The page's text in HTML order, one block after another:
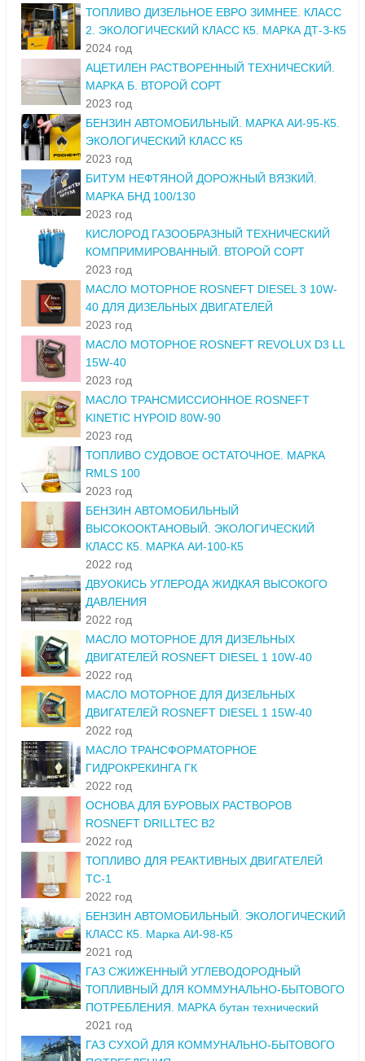
ТОПЛИВО ДИЗЕЛЬНОЕ ЕВРО ЗИМНЕЕ. КЛАСС
2. ЭКОЛОГИЧЕСКИЙ КЛАСС К5. МАРКА ДТ-З-К5
2024 год
АЦЕТИЛЕН РАСТВОРЕННЫЙ ТЕХНИЧЕСКИЙ.
МАРКА Б. ВТОРОЙ СОРТ
2023 год
БЕНЗИН АВТОМОБИЛЬНЫЙ. МАРКА АИ-95-К5.
ЭКОЛОГИЧЕСКИЙ КЛАСС К5
2023 год
БИТУМ НЕФТЯНОЙ ДОРОЖНЫЙ ВЯЗКИЙ.
МАРКА БНД 100/130
2023 год
КИСЛОРОД ГАЗООБРАЗНЫЙ ТЕХНИЧЕСКИЙ
КОМПРИМИРОВАННЫЙ. ВТОРОЙ СОРТ
2023 год
МАСЛО МОТОРНОЕ ROSNEFT DIESEL 3 10W-
40 ДЛЯ ДИЗЕЛЬНЫХ ДВИГАТЕЛЕЙ
2023 год
МАСЛО МОТОРНОЕ ROSNEFT REVOLUX D3 LL
15W-40
2023 год
МАСЛО ТРАНСМИССИОННОЕ ROSNEFT
KINETIC HYPOID 80W-90
2023 год
ТОПЛИВО СУДОВОЕ ОСТАТОЧНОЕ. МАРКА
RMLS 100
2023 год
БЕНЗИН АВТОМОБИЛЬНЫЙ
ВЫСОКООКТАНОВЫЙ. ЭКОЛОГИЧЕСКИЙ
КЛАСС К5. МАРКА АИ-100-К5
2022 год
ДВУОКИСЬ УГЛЕРОДА ЖИДКАЯ ВЫСОКОГО
ДАВЛЕНИЯ
2022 год
МАСЛО МОТОРНОЕ ДЛЯ ДИЗЕЛЬНЫХ
ДВИГАТЕЛЕЙ ROSNEFT DIESEL 1 10W-40
2022 год
МАСЛО МОТОРНОЕ ДЛЯ ДИЗЕЛЬНЫХ
ДВИГАТЕЛЕЙ ROSNEFT DIESEL 1 15W-40
2022 год
МАСЛО ТРАНСФОРМАТОРНОЕ
ГИДРОКРЕКИНГА ГК
2022 год
ОСНОВА ДЛЯ БУРОВЫХ РАСТВОРОВ
ROSNEFT DRILLTEC B2
2022 год
ТОПЛИВО ДЛЯ РЕАКТИВНЫХ ДВИГАТЕЛЕЙ
ТС-1
2022 год
БЕНЗИН АВТОМОБИЛЬНЫЙ. ЭКОЛОГИЧЕСКИЙ
КЛАСС К5. Марка АИ-98-К5
2021 год
ГАЗ СЖИЖЕННЫЙ УГЛЕВОДОРОДНЫЙ
ТОПЛИВНЫЙ ДЛЯ КОММУНАЛЬНО-БЫТОВОГО
ПОТРЕБЛЕНИЯ. МАРКА бутан технический
2021 год
ГАЗ СУХОЙ ДЛЯ КОММУНАЛЬНО-БЫТОВОГО